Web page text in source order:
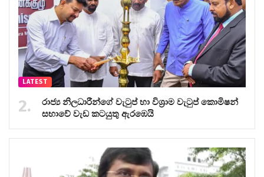
LATEST
රාජ්‍ය නිලධාරීන්ගේ වැටුප් හා විශ්‍රාම වැටුප් කොමිෂන්
සභාවේ වැඩ කටයුතු ඇරඹෙයි